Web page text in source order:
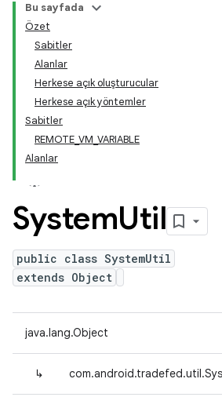
Bu sayfada
Özet
Sabitler
Alanlar
Herkese açık oluşturucular
Herkese açık yöntemler
Sabitler
REMOTE_VM_VARIABLE
Alanlar
SystemUtil
public class SystemUtil
extends Object
java.lang.Object
↳